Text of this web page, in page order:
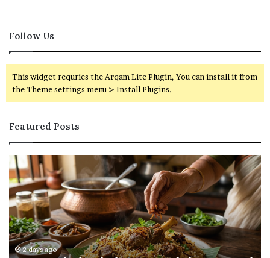
Follow Us
This widget requries the Arqam Lite Plugin, You can install it from
the Theme settings menu > Install Plugins.
Featured Posts
ரு
சி
யா
ன
பா
ய்
வீ
2 days ago